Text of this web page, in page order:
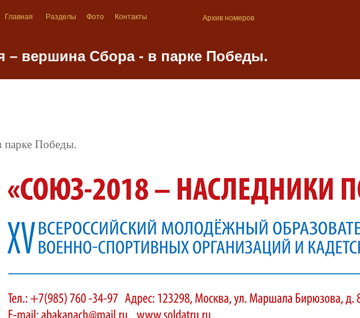
Главная Разделы Фото Контакты Архив номеров
– вершина Сбора - в парке Победы.
парке Победы.